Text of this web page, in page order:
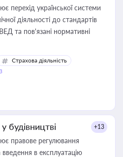
перехід української системи
діяльності до стандартів
та пов'язані нормативні
Страхова діяльність
будівництві +13
правове регулювання
введення в експлуатацію